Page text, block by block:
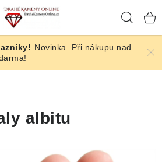
Novinka. Při nákupu nad
albitu